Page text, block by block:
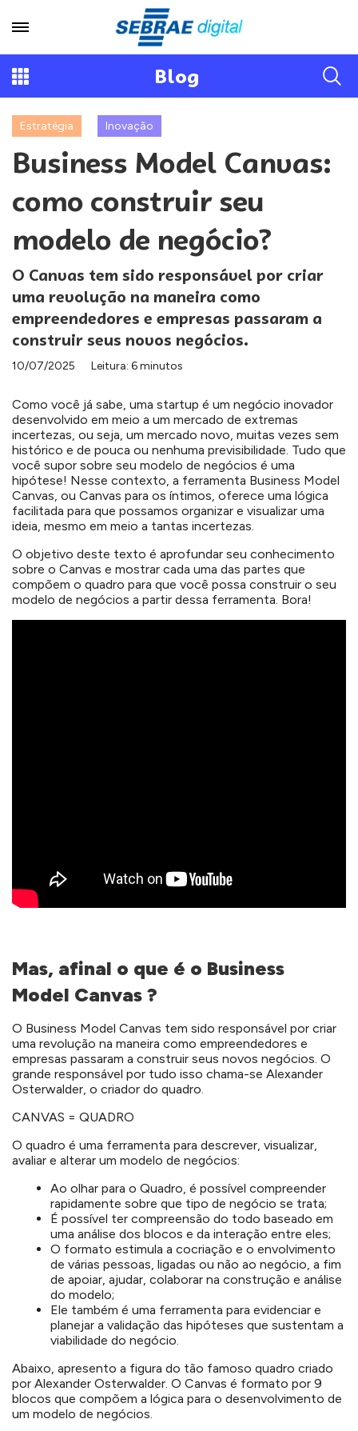
Blog
Estratégia Inovação
Business Model Canvas:
como construir seu
modelo de negócio?
O Canvas tem sido responsável por criar
uma revolução na maneira como
empreendedores e empresas passaram a
construir seus novos negócios.
10/07/2025 Leitura: 6 minutos
Como você já sabe, uma startup é um negócio inovador
desenvolvido em meio a um mercado de extremas
incertezas, ou seja, um mercado novo, muitas vezes sem
histórico e de pouca ou nenhuma previsibilidade. Tudo que
você supor sobre seu modelo de negócios é uma
hipótese! Nesse contexto, a ferramenta Business Model
Canvas, ou Canvas para os íntimos, oferece uma lógica
facilitada para que possamos organizar e visualizar uma
ideia, mesmo em meio a tantas incertezas.
O objetivo deste texto é aprofundar seu conhecimento
sobre o Canvas e mostrar cada uma das partes que
compõem o quadro para que você possa construir o seu
modelo de negócios a partir dessa ferramenta. Bora!
Mas, afinal o que é o Business
Model Canvas ?
O Business Model Canvas tem sido responsável por criar
uma revolução na maneira como empreendedores e
empresas passaram a construir seus novos negócios. O
grande responsável por tudo isso chama-se Alexander
Osterwalder, o criador do quadro.
CANVAS = QUADRO
O quadro é uma ferramenta para descrever, visualizar,
avaliar e alterar um modelo de negócios:
Ao olhar para o Quadro, é possível compreender
rapidamente sobre que tipo de negócio se trata;
É possível ter compreensão do todo baseado em
uma análise dos blocos e da interação entre eles;
O formato estimula a cocriação e o envolvimento
de várias pessoas, ligadas ou não ao negócio, a fim
de apoiar, ajudar, colaborar na construção e análise
do modelo;
Ele também é uma ferramenta para evidenciar e
planejar a validação das hipóteses que sustentam a
viabilidade do negócio.
Abaixo, apresento a figura do tão famoso quadro criado
por Alexander Osterwalder. O Canvas é formato por 9
blocos que compõem a lógica para o desenvolvimento de
um modelo de negócios.